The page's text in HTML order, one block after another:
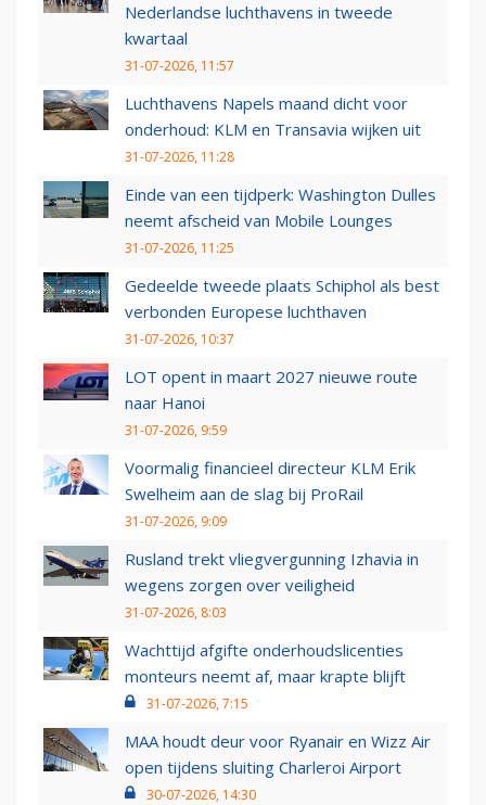
Nederlandse luchthavens in tweede
kwartaal
31-07-2026, 11:57
Luchthavens Napels maand dicht voor
onderhoud: KLM en Transavia wijken uit
31-07-2026, 11:28
Einde van een tijdperk: Washington Dulles
neemt afscheid van Mobile Lounges
31-07-2026, 11:25
Gedeelde tweede plaats Schiphol als best
verbonden Europese luchthaven
31-07-2026, 10:37
LOT opent in maart 2027 nieuwe route
naar Hanoi
31-07-2026, 9:59
Voormalig financieel directeur KLM Erik
Swelheim aan de slag bij ProRail
31-07-2026, 9:09
Rusland trekt vliegvergunning Izhavia in
wegens zorgen over veiligheid
31-07-2026, 8:03
Wachttijd afgifte onderhoudslicenties
monteurs neemt af, maar krapte blijft
31-07-2026, 7:15
MAA houdt deur voor Ryanair en Wizz Air
open tijdens sluiting Charleroi Airport
30-07-2026, 14:30